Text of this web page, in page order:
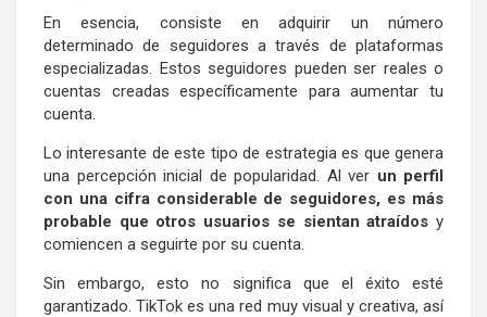
En esencia, consiste en adquirir un número
determinado de seguidores a través de plataformas
especializadas. Estos seguidores pueden ser reales o
cuentas creadas específicamente para aumentar tu
cuenta.
Lo interesante de este tipo de estrategia es que genera
una percepción inicial de popularidad. Al ver un perfil
con una cifra considerable de seguidores, es más
probable que otros usuarios se sientan atraídos y
comiencen a seguirte por su cuenta.
Sin embargo, esto no significa que el éxito esté
garantizado. TikTok es una red muy visual y creativa, así